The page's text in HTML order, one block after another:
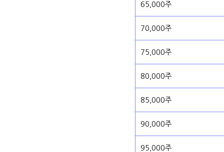
65,000주
70,000주
75,000주
80,000주
85,000주
90,000주
95,000주